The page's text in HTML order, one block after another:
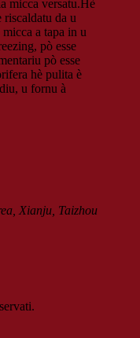
micca versatu.Hè
riscaldatu da u
a tapa in u
pò esse
pò esse
hè pulita è
u fornu à
Xianju, Taizhou